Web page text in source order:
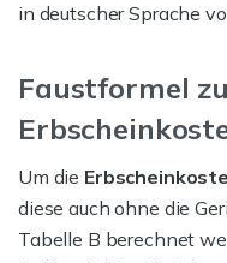
in deutscher Sprache
Faustformel
Um die
diese auch ohne die
Tabelle B berechnet